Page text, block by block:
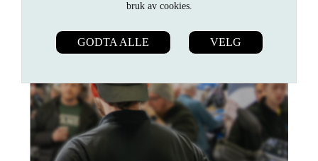
ANNONSØRINNHOLD FRAAGM.NO
bruk av cookies.
GODTA ALLE VELG